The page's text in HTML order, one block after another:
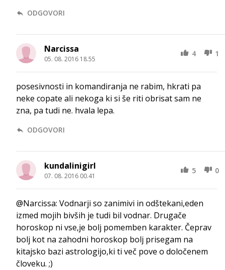
ODGOVORI
Narcissa
05. 08. 2016 18.55
4 1
posesivnosti in komandiranja ne rabim, hkrati pa
neke copate ali nekoga ki si še riti obrisat sam ne
zna, pa tudi ne. hvala lepa.
ODGOVORI
kundalinigirl
07. 08. 2016 00.41
5 0
@Narcissa: Vodnarji so zanimivi in odštekani,eden
izmed mojih bivših je tudi bil vodnar. Drugače
horoskop ni vse,je bolj pomemben karakter. Čeprav
bolj kot na zahodni horoskop bolj prisegam na
kitajsko bazi astrologijo,ki ti več pove o določenem
človeku. ;)